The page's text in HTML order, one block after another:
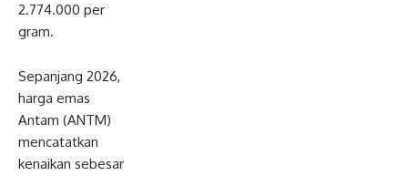
2.774.000 per
gram.
Sepanjang 2026,
harga emas
Antam (ANTM)
mencatatkan
kenaikan sebesar